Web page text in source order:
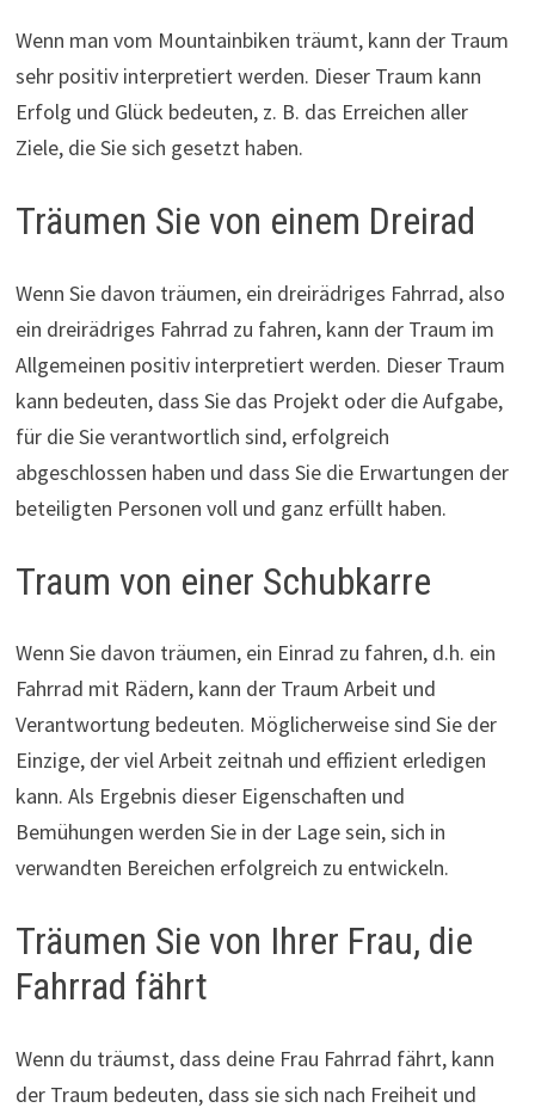
Wenn man vom Mountainbiken träumt, kann der Traum
sehr positiv interpretiert werden. Dieser Traum kann
Erfolg und Glück bedeuten, z. B. das Erreichen aller
Ziele, die Sie sich gesetzt haben.
Träumen Sie von einem Dreirad
Wenn Sie davon träumen, ein dreirädriges Fahrrad, also
ein dreirädriges Fahrrad zu fahren, kann der Traum im
Allgemeinen positiv interpretiert werden. Dieser Traum
kann bedeuten, dass Sie das Projekt oder die Aufgabe,
für die Sie verantwortlich sind, erfolgreich
abgeschlossen haben und dass Sie die Erwartungen der
beteiligten Personen voll und ganz erfüllt haben.
Traum von einer Schubkarre
Wenn Sie davon träumen, ein Einrad zu fahren, d.h. ein
Fahrrad mit Rädern, kann der Traum Arbeit und
Verantwortung bedeuten. Möglicherweise sind Sie der
Einzige, der viel Arbeit zeitnah und effizient erledigen
kann. Als Ergebnis dieser Eigenschaften und
Bemühungen werden Sie in der Lage sein, sich in
verwandten Bereichen erfolgreich zu entwickeln.
Träumen Sie von Ihrer Frau, die
Fahrrad fährt
Wenn du träumst, dass deine Frau Fahrrad fährt, kann
der Traum bedeuten, dass sie sich nach Freiheit und